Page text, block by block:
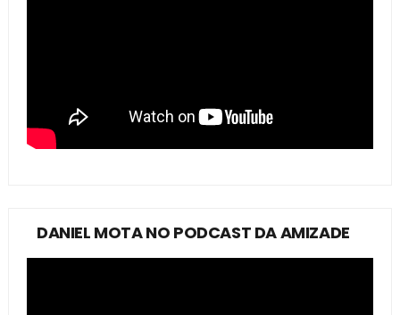
DANIEL MOTA NO PODCAST DA AMIZADE